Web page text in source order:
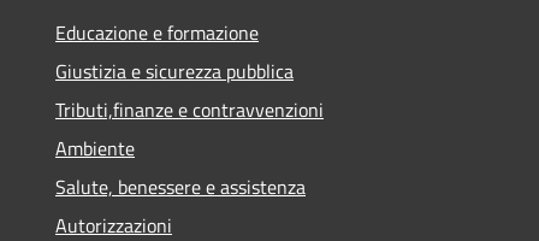
Educazione e formazione
Giustizia e sicurezza pubblica
Tributi,finanze e contravvenzioni
Ambiente
Salute, benessere e assistenza
Autorizzazioni